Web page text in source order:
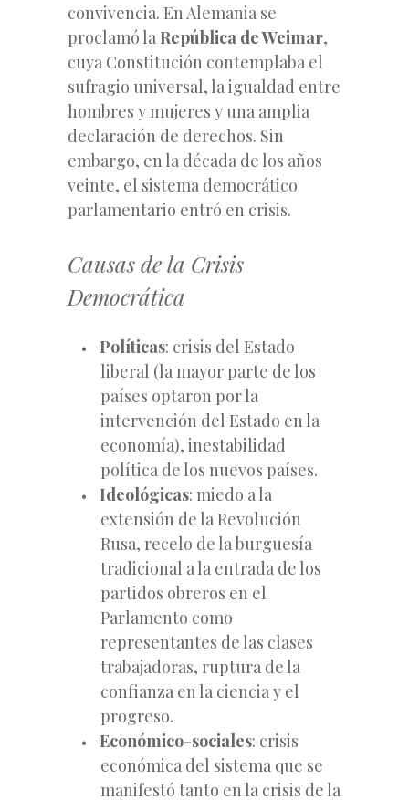
convivencia. En Alemania se
proclamó la República de Weimar,
cuya Constitución contemplaba el
sufragio universal, la igualdad entre
hombres y mujeres y una amplia
declaración de derechos. Sin
embargo, en la década de los años
veinte, el sistema democrático
parlamentario entró en crisis.
Causas de la Crisis
Democrática
Políticas: crisis del Estado
liberal (la mayor parte de los
países optaron por la
intervención del Estado en la
economía), inestabilidad
política de los nuevos países.
Ideológicas: miedo a la
extensión de la Revolución
Rusa, recelo de la burguesía
tradicional a la entrada de los
partidos obreros en el
Parlamento como
representantes de las clases
trabajadoras, ruptura de la
confianza en la ciencia y el
progreso.
Económico-sociales: crisis
económica del sistema que se
manifestó tanto en la crisis de la